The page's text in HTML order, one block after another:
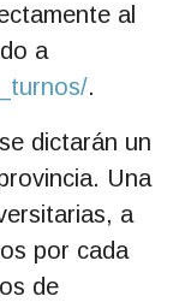
al
a
.
dictarán un
Una
a
por cada
de